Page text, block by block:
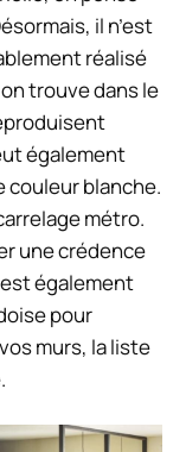
il n’est
réalisé
trouve dans le
également
couleur blanche.
métro.
une crédence
également
pour
murs, la liste